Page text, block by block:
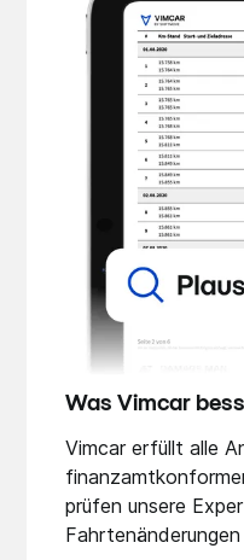
Was Vimcar
Vimcar erfüllt alle
prüfen unsere